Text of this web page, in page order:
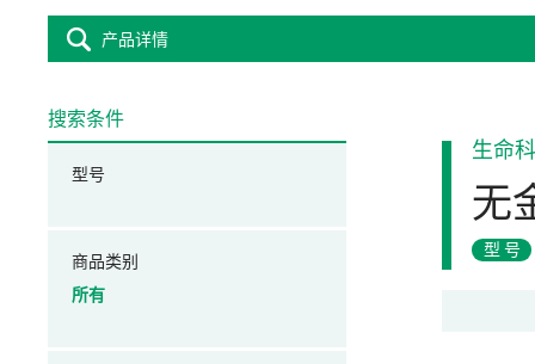
产品详情
生命
无
型号
搜索条件
型号
商品类别
所有